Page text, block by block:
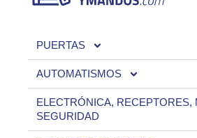
PUERTAS
AUTOMATISMOS
ELECTRÓNICA, RECEPTORES,
SEGURIDAD